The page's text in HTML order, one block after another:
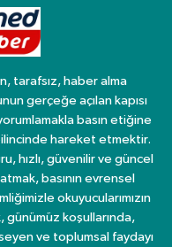
tarafsız, haber alma
gerçeğe açılan kapısı
basın etiğine
hareket etmektir.
hızlı, güvenilir ve güncel
basının evrensel
okuyucularımızın
günümüz koşullarında,
ve toplumsal faydayı